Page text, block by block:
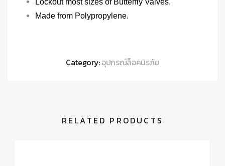
Lockout most sizes of Butterfly Valves.
Made from Polypropylene.
Category:อุปกรณ์ล็อคนิรภัย
RELATED PRODUCTS